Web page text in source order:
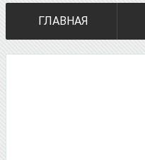
ГЛАВНАЯ